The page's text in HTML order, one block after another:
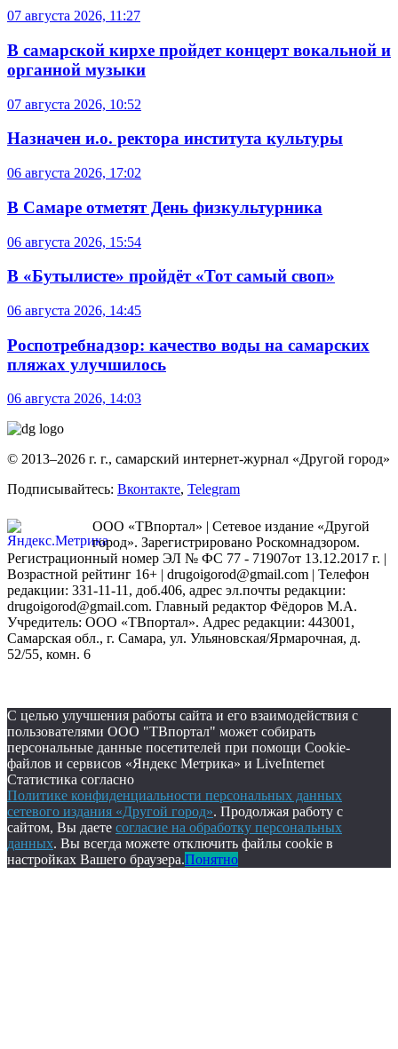
07 августа 2026, 11:27
В самарской кирхе пройдет концерт вокальной и
органной музыки
07 августа 2026, 10:52
Назначен и.о. ректора института культуры
06 августа 2026, 17:02
В Самаре отметят День физкультурника
06 августа 2026, 15:54
В «Бутылисте» пройдёт «Тот самый своп»
06 августа 2026, 14:45
Роспотребнадзор: качество воды на самарских
пляжах улучшилось
06 августа 2026, 14:03
© 2013–2026 г. г., самарский интернет-журнал «Другой город»
Подписывайтесь: Вконтакте, Telegram
ООО «ТВпортал» | Сетевое издание «Другой
город». Зарегистрировано Роскомнадзором.
Регистрационный номер ЭЛ № ФС 77 - 71907от 13.12.2017 г. |
Возрастной рейтинг 16+ | drugoigorod@gmail.com | Телефон
редакции: 331-11-11, доб.406, адрес эл.почты редакции:
drugoigorod@gmail.com. Главный редактор Фёдоров М.А.
Учредитель: ООО «ТВпортал». Адрес редакции: 443001,
Самарская обл., г. Самара, ул. Ульяновская/Ярмарочная, д.
52/55, комн. 6
С целью улучшения работы сайта и его взаимодействия с
пользователями ООО "ТВпортал" может собирать
персональные данные посетителей при помощи Cookie-
файлов и сервисов «Яндекс Метрика» и LiveInternet
Статистика согласно
Политике конфиденциальности персональных данных
сетевого издания «Другой город». Продолжая работу с
сайтом, Вы даете согласие на обработку персональных
данных. Вы всегда можете отключить файлы cookie в
настройках Вашего браузера.Понятно